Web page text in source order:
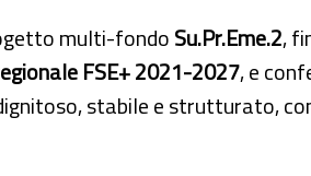
multi-fondoSu.Pr.Eme.2,
FSE+ 2021-2027, e
stabile e strutturato,